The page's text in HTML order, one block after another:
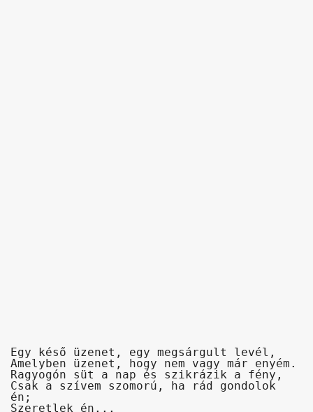
Egy késő üzenet, egy megsárgult levél,
Amelyben üzenet, hogy nem vagy már enyém.
Ragyogón süt a nap és szikrázik a fény,
Csak a szívem szomorú, ha rád gondolok
én;
Szeretlek én...